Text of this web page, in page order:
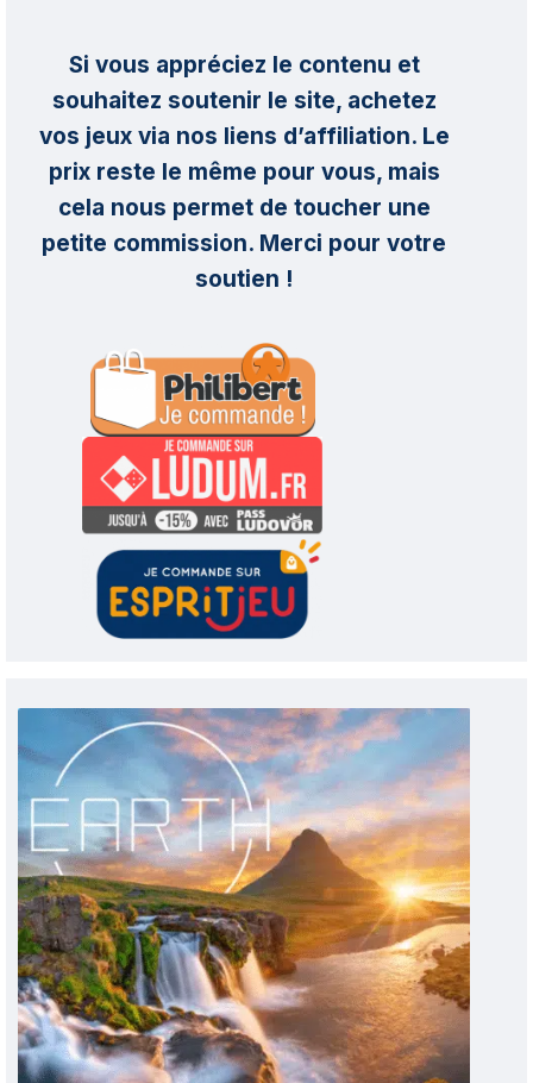
Si vous appréciez le contenu et
souhaitez soutenir le site, achetez
vos jeux via nos liens d’affiliation. Le
prix reste le même pour vous, mais
cela nous permet de toucher une
petite commission. Merci pour votre
soutien !